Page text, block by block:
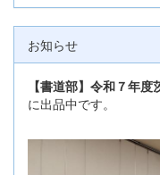
お知らせ
【書道部】令和７年
に出品中です。